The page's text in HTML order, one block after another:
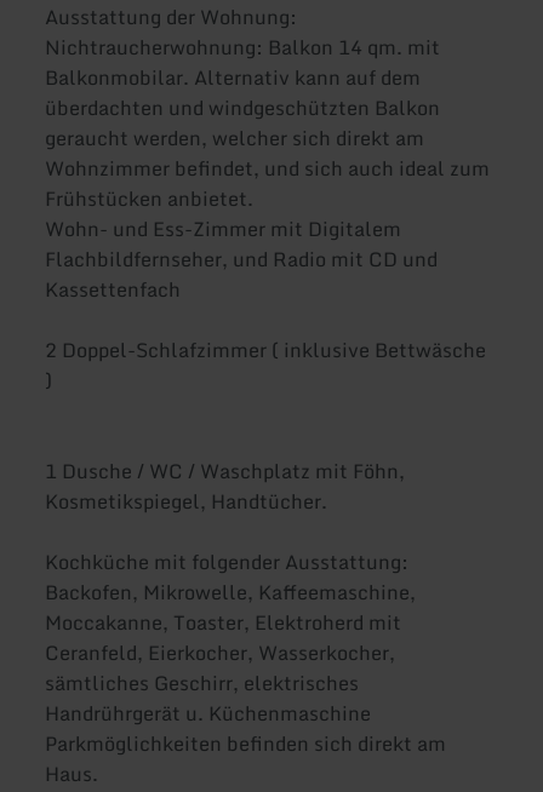
Ausstattung der Wohnung:
Nichtraucherwohnung: Balkon 14 qm. mit
Balkonmobilar. Alternativ kann auf dem
überdachten und windgeschützten Balkon
geraucht werden, welcher sich direkt am
Wohnzimmer befindet, und sich auch ideal zum
Frühstücken anbietet.
Wohn- und Ess-Zimmer mit Digitalem
Flachbildfernseher, und Radio mit CD und
Kassettenfach
2 Doppel-Schlafzimmer ( inklusive Bettwäsche
)
1 Dusche / WC / Waschplatz mit Föhn,
Kosmetikspiegel, Handtücher.
Kochküche mit folgender Ausstattung:
Backofen, Mikrowelle, Kaffeemaschine,
Moccakanne, Toaster, Elektroherd mit
Ceranfeld, Eierkocher, Wasserkocher,
sämtliches Geschirr, elektrisches
Handrührgerät u. Küchenmaschine
Parkmöglichkeiten befinden sich direkt am
Haus.